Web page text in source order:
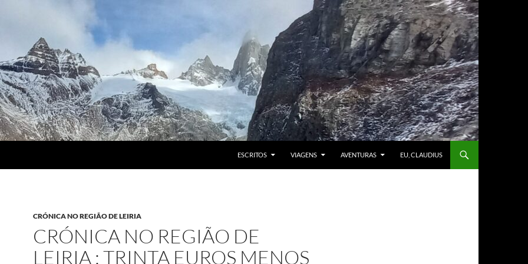
ESCRITOS VIAGENS AVENTURAS EU, CLAUDIUS
CRÓNICA NO REGIÃO DE LEIRIA
CRÓNICA NO REGIÃO DE
LEIRIA : TRINTA EUROS MENOS